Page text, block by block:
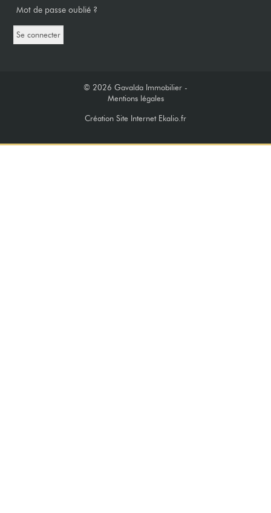
Mot de passe oublié ?
© 2026 Gavalda Immobilier -
Mentions légales
Création Site Internet Ekalio.fr